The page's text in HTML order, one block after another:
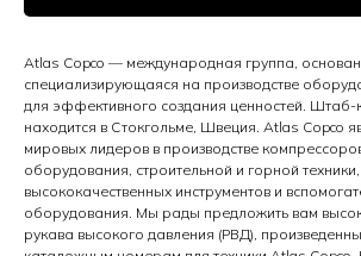
Atlas Copco — международная группа,
специализирующаяся на производстве
для эффективного создания ценностей. Штаб-
находится в Стокгольме, Швеция. Atlas Copco
мировых лидеров в производстве
оборудования, строительной и горной
высококачественных инструментов и
оборудования. Мы рады предложить вам
рукава высокого давления (РВД),